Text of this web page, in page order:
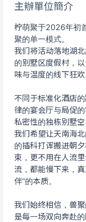
主辦單位簡介
柠萌聚于2026年初
聚的单一模式。
我们将活动落地湖
的别墅区度假村，
味与温度的线下狂欢
不同于标准化酒店
律的宴会厅与局促
私密性的独栋别墅空
我们希望让天南海
的插科打诨搬进朝
束，更不用在人流
流，都能慢下来，
伴”的本质。
我们始终相信，兽
是每一场双向奔赴的